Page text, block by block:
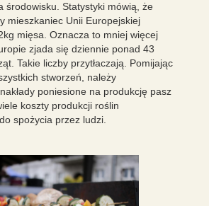
środowisku. Statystyki mówią, że
mieszkaniec Unii Europejskiej
mięsa. Oznacza to mniej więcej
zjada się dziennie ponad 43
Takie liczby przytłaczają. Pomijając
stworzeń, należy
poniesione na produkcję pasz
koszty produkcji roślin
spożycia przez ludzi.